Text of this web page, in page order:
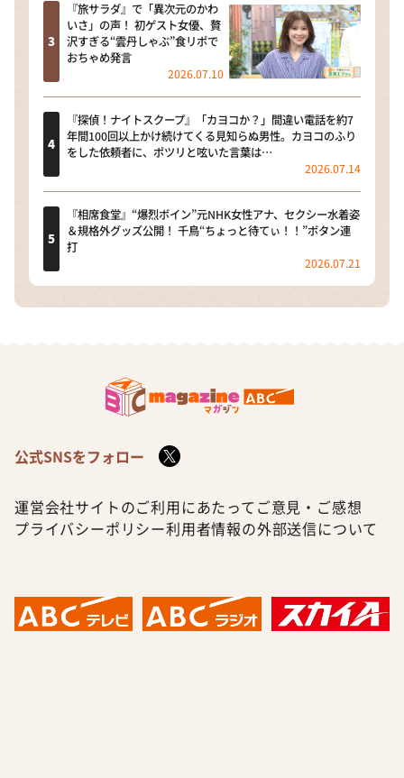
『旅サラダ』で「異次元のかわ
いさ」の声！ 初ゲスト女優、贅
沢すぎる“雲丹しゃぶ”食リポで
おちゃめ発言
2026.07.10
『探偵！ナイトスクープ』「カヨコか？」間違い電話を約7
年間100回以上かけ続けてくる見知らぬ男性。カヨコのふり
をした依頼者に、ポツリと呟いた言葉は…
2026.07.14
『相席食堂』“爆烈ボイン”元NHK女性アナ、セクシー水着姿
＆規格外グッズ公開！ 千鳥“ちょっと待てぃ！！”ボタン連
打
2026.07.21
公式SNSをフォロー
運営会社サイトのご利用にあたって ご意見・ご感想
プライバシーポリシー利用者情報の外部送信について